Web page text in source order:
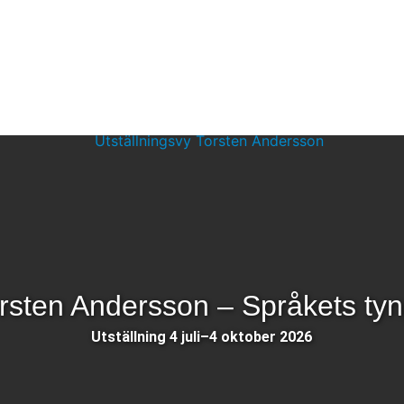
Andersson – Språkets
Utställning 4 juli–4 oktober 2026